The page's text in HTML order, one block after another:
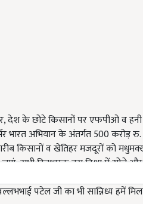
देश के छोटे किसानों पर एफपीओ व
भारत अभियान के अंतर्गत 500 करोड़
किसानों व खेतिहर मजदूरों को
सभी हितधारक इस दिशा में सोचे
की सराहना करते हुए कहा कि वह
पटेल जी का भी सान्निध्य हमें